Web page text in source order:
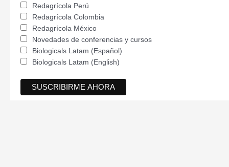
Redagrícola Perú
Redagrícola Colombia
Redagrícola México
Novedades de conferencias y cursos
Biologicals Latam (Español)
Biologicals Latam (English)